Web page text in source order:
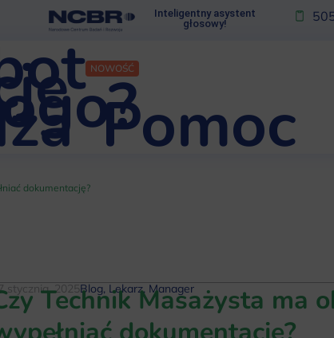
Inteligentny asystent
głosowy!
NOWOŚĆ
Pomoc
dokumentację?
stycznia, 2025 Blog, Lekarz, Manager
Technik Masażysta ma